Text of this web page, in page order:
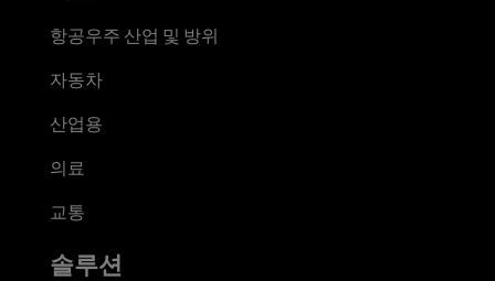
항공우주 산업 및 방위
자동차
산업용
의료
교통
솔루션